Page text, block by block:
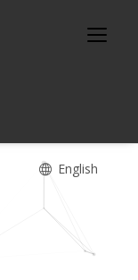
English